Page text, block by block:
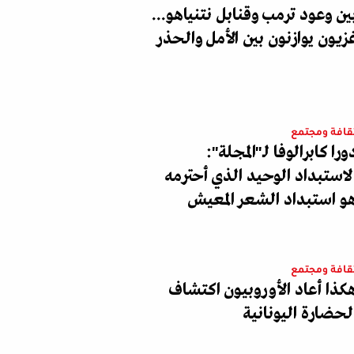
وعود ترمب وقنابل نتنياهو...
يوازنون بين الأمل والحذر
ومجتمع
كابرالوفا لـ"المجلة":
الوحيد الذي أحترمه
استبداد الشعر المعيش
ومجتمع
أعاد الأوروبيون اكتشاف
اليونانية